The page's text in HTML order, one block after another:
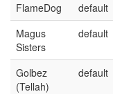
FlameDog
default
Magus
Sisters
default
Golbez
(Tellah)
default